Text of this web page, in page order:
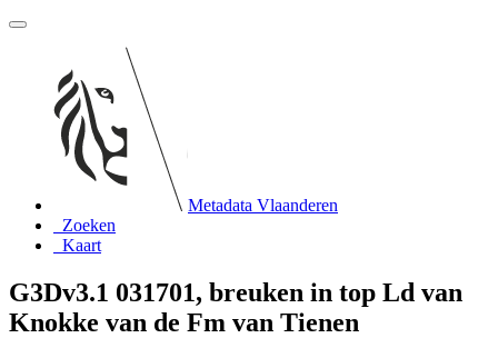
Metadata Vlaanderen
Zoeken
Kaart
G3Dv3.1 031701, breuken in top Ld van
Knokke van de Fm van Tienen